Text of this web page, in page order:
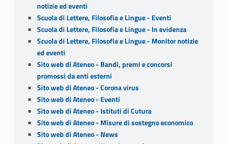
notizie ed eventi
Scuola di Lettere, Filosofia e Lingue - Eventi
Scuola di Lettere, Filosofia e Lingue - In evidenza
Scuola di Lettere, Filosofia e Lingue - Monitor notizie
ed eventi
Sito web di Ateneo - Bandi, premi e concorsi
promossi da enti esterni
Sito web di Ateneo - Corona virus
Sito web di Ateneo - Eventi
Sito web di Ateneo - Istituti di Cutura
Sito web di Ateneo - Misure di sostegno economico
Sito web di Ateneo - News